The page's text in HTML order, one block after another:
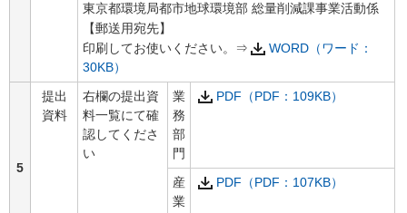
東京都環境局都市地球環境部 総量削減課事業活動係
【郵送用宛先】
印刷してお使いください。⇒
WORD（ワード：
30KB）
5
提出
資料
右欄の提出資
料一覧にて確
認してくださ
い
業
務
部
門
PDF（PDF：109KB）
産
業
PDF（PDF：107KB）